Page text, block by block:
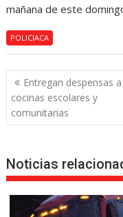
mañana de este
POLICIACA
Navegación
de
entradas
Entregan despensas a
cocinas escolares y
comunitarias
Noticias